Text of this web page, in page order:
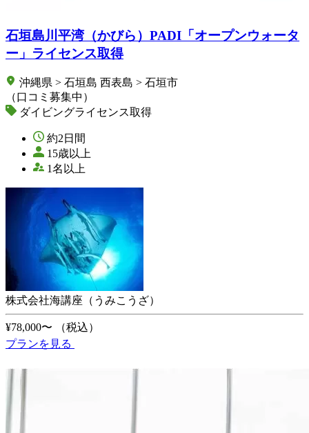
石垣島川平湾（かびら）PADI「オープンウォータ
ー」ライセンス取得
沖縄県 > 石垣島 西表島 > 石垣市
（口コミ募集中）
ダイビングライセンス取得
約2日間
15歳以上
1名以上
株式会社海講座（うみこうざ）
¥78,000〜
（税込）
プランを見る